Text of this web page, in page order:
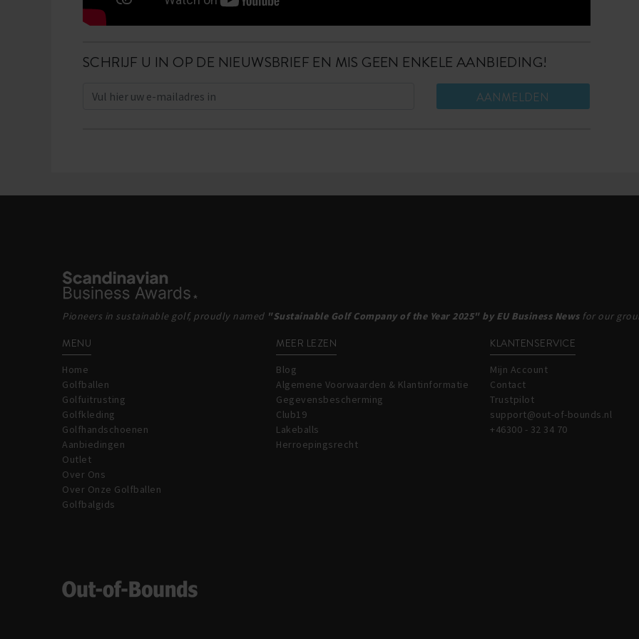
SCHRIJF U IN OP DE NIEUWSBRIEF EN MIS GEEN ENKELE AANBIEDING!
Pioneers in sustainable golf, proudly named "Sustainable Golf Company of the Year 2025" by EU Business Newsfor our
MENU
Home
Golfballen
Golfuitrusting
Golfkleding
Golfhandschoenen
Aanbiedingen
Outlet
Over Ons
Over Onze Golfballen
Golfbalgids
MEER LEZEN
Blog
Algemene Voorwaarden & Klantinformatie
Gegevensbescherming
Club19
Lakeballs
Herroepingsrecht
KLANTENSERVICE
Mijn Account
Contact
Trustpilot
support@out-of-bounds.nl
+46300 - 32 34 70